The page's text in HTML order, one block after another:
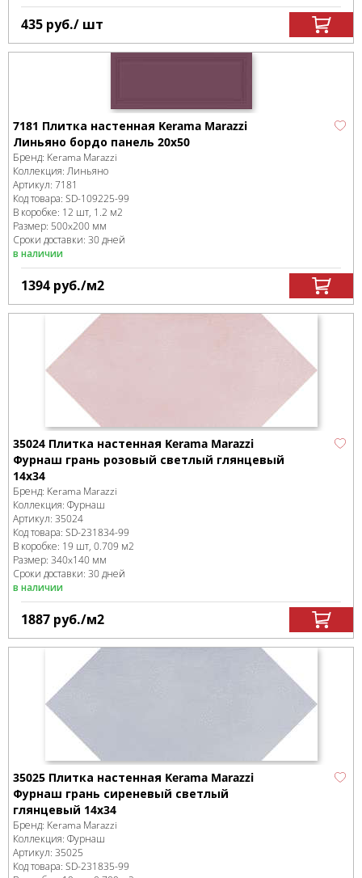
435 руб./ шт
7181 Плитка настенная Kerama Marazzi
Линьяно бордо панель 20х50
Бренд: Kerama Marazzi
Коллекция:Линьяно
Артикул: 7181
Код товара: SD-109225-99
В коробке: 12 шт, 1.2 м2
Размер: 500x200 мм
Сроки доставки: 30 дней
в наличии
1394 руб./м2
35024 Плитка настенная Kerama Marazzi
Фурнаш грань розовый светлый глянцевый
14х34
Бренд: Kerama Marazzi
Коллекция: Фурнаш
Артикул: 35024
Код товара: SD-231834-99
В коробке: 19 шт, 0.709 м2
Размер: 340x140 мм
Сроки доставки: 30 дней
в наличии
1887 руб./м2
35025 Плитка настенная Kerama Marazzi
Фурнаш грань сиреневый светлый
глянцевый 14х34
Бренд: Kerama Marazzi
Коллекция: Фурнаш
Артикул: 35025
Код товара: SD-231835-99